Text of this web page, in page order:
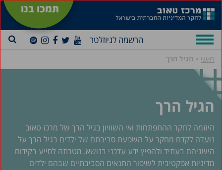
תמכו בנו
הרשמה לניוזלטר
ראשי » הגיל הרך
הגיל הרך
היוזמה לחקר ההתפתחות ואי השוויון בגיל הרך של מרכז טאוב
נועדה לקדם מחקר על השפעת סביבתם של ילדים בגיל הרך על
הישגיהם בעתיד ולהפיץ ידע עדכני בנושא. מטרתה לסייע בקידום
מדיניות אפקטיבית לשיפור התנאים הסביבתיים שבהם ילדים